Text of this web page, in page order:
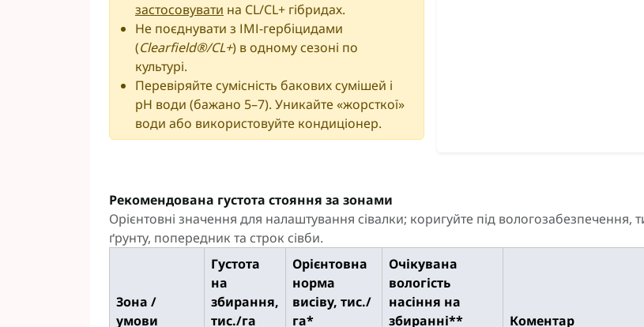
застосовувати на CL/CL+ гібридах.
Не поєднувати з ІМІ-гербіцидами
(Clearfield®/CL+) в одному сезоні по
культурі.
Перевіряйте сумісність бакових сумішей і
pH води (бажано 5–7). Уникайте «жорсткої»
води або використовуйте кондиціонер.
Рекомендована густота стояння за зонами
Орієнтовні значення для налаштування сівалки; коригуйте під вологозабезпечення,
ґрунту, попередник та строк сівби.
Зона /
умови
Густота
на
збирання,
тис./га
Орієнтовна
норма
висіву, тис./
га*
Очікувана
вологість
насіння на
збиранні**
Коментар